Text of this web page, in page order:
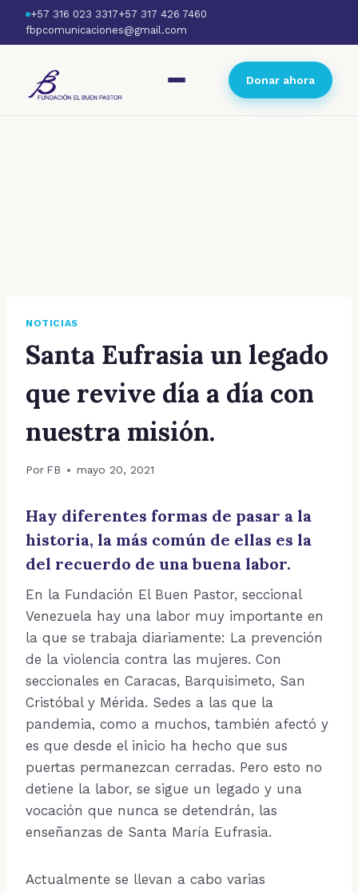
+57 316 023 3317+57 317 426 7460
fbpcomunicaciones@gmail.com
Donar ahora
NOTICIAS
Santa Eufrasia un legado
que revive día a día con
nuestra misión.
Por FB mayo 20, 2021
Hay diferentes formas de pasar a la
historia, la más común de ellas es la
del recuerdo de una buena labor.
En la Fundación El Buen Pastor, seccional
Venezuela hay una labor muy importante en
la que se trabaja diariamente: La prevención
de la violencia contra las mujeres. Con
seccionales en Caracas, Barquisimeto, San
Cristóbal y Mérida. Sedes a las que la
pandemia, como a muchos, también afectó y
es que desde el inicio ha hecho que sus
puertas permanezcan cerradas. Pero esto no
detiene la labor, se sigue un legado y una
vocación que nunca se detendrán, las
enseñanzas de Santa María Eufrasia.
Actualmente se llevan a cabo varias